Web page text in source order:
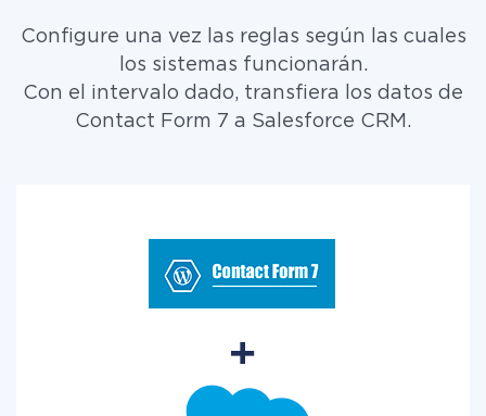
Configure una vez las reglas según las cuales
los sistemas funcionarán.
Con el intervalo dado, transfiera los datos de
Contact Form 7 a Salesforce CRM.